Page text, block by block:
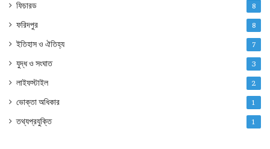
ফিচারড 8
ফরিদপুর 8
ইতিহাস ও ঐতিহ্য 7
যুদ্ধ ও সংঘাত 3
লাইফস্টাইল 2
ভোক্তা অধিকার 1
তথ্যপ্রযুক্তি 1